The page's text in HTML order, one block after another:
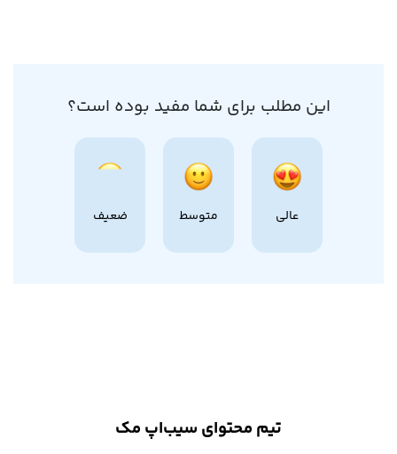
این مطلب برای شما مفید بوده است؟
عالی متوسط ضعیف
تیم محتوای سیب‌اپ مک